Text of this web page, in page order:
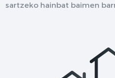
sartzeko hainbat baimen